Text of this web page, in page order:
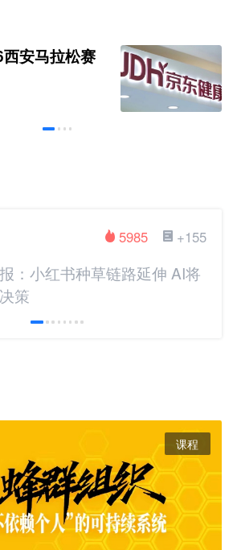
安马拉松赛
+155
5985
：小红书种草链路延伸 AI将
策
课程